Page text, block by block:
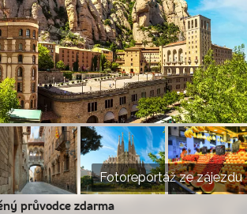
Fotoreportáž ze zájezdu
průvodce zdarma